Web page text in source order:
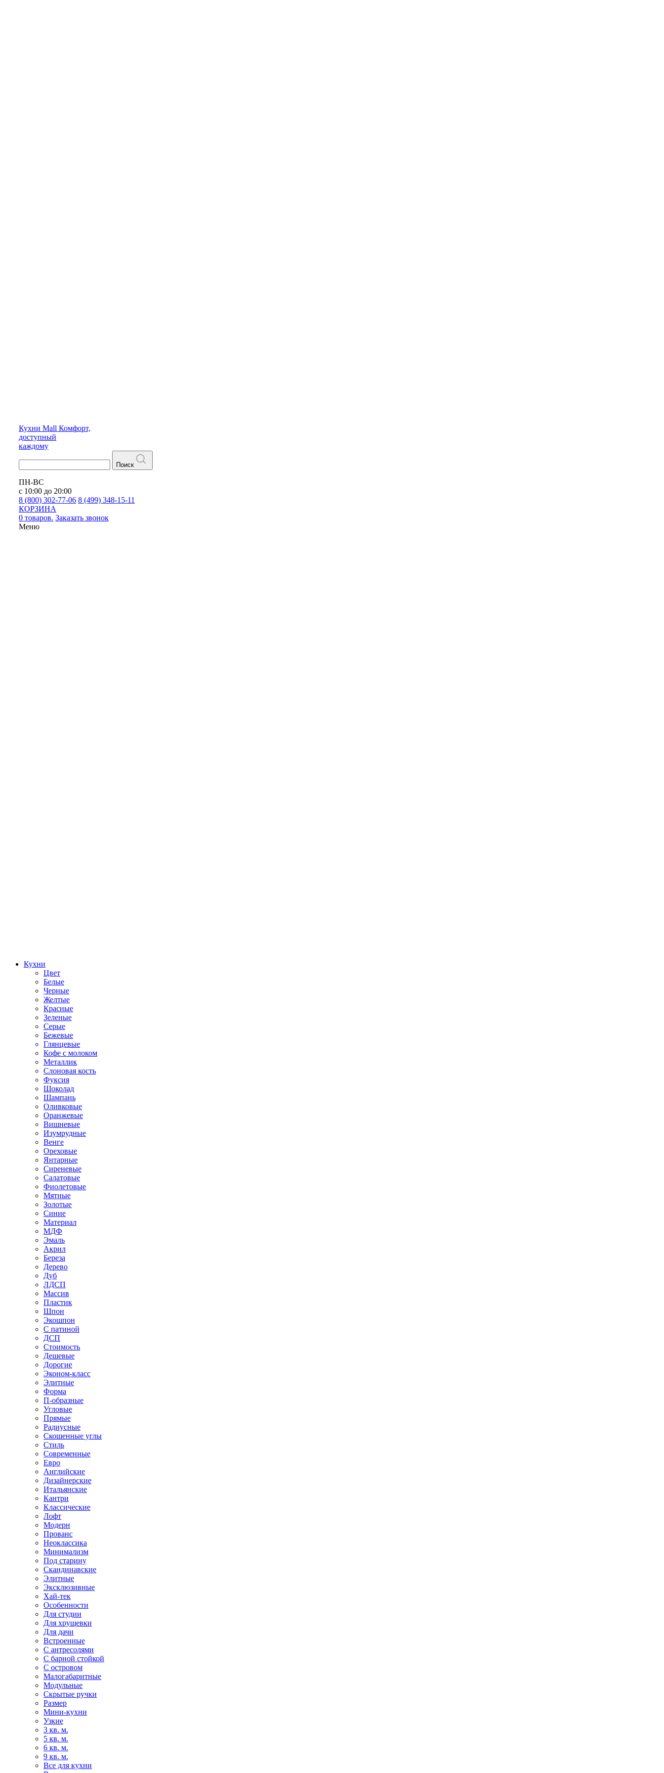
Кухни Mall Комфорт,
доступный
каждому
Поиск
ПН-ВС
с 10:00 до 20:00
8 (800) 302-77-06 8 (499) 348-15-11
КОРЗИНА
0 товаров. Заказать звонок
Меню
Кухни
Цвет
Белые
Черные
Желтые
Красные
Зеленые
Серые
Бежевые
Глянцевые
Кофе с молоком
Металлик
Слоновая кость
Фуксия
Шоколад
Шампань
Оливковые
Оранжевые
Вишневые
Изумрудные
Венге
Ореховые
Янтарные
Сиреневые
Салатовые
Фиолетовые
Мятные
Золотые
Синие
Материал
МДФ
Эмаль
Акрил
Береза
Дерево
Дуб
ЛДСП
Массив
Пластик
Шпон
Экошпон
С патиной
ДСП
Стоимость
Дешевые
Дорогие
Эконом-класс
Элитные
Форма
П-образные
Угловые
Прямые
Радиусные
Скошенные углы
Стиль
Современные
Евро
Английские
Дизайнерские
Итальянские
Кантри
Классические
Лофт
Модерн
Прованс
Неоклассика
Минимализм
Под старину
Скандинавские
Элитные
Эксклюзивные
Хай-тек
Особенности
Для студии
Для хрущевки
Для дачи
Встроенные
С антресолями
С барной стойкой
С островом
Малогабаритные
Модульные
Скрытые ручки
Размер
Мини-кухни
Узкие
3 кв. м.
5 кв. м.
6 кв. м.
9 кв. м.
Все для кухни